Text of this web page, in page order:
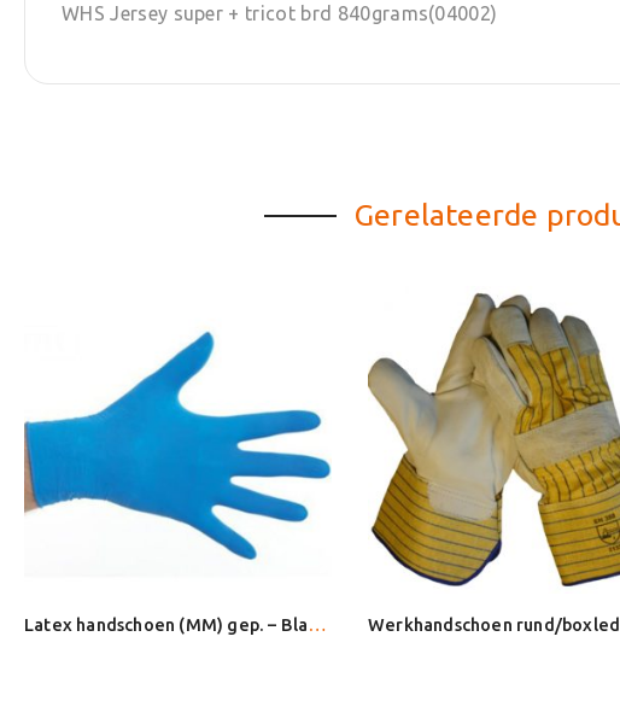
WHS Jersey super + tricot brd 840grams(04002)
Gerelateerde
Latex handschoen (MM) gep. – Blauw mt M